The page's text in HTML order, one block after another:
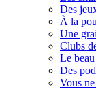
Des
À la
Une
Clubs
Le
Des
Vous